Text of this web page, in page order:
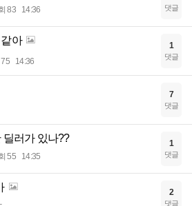
83 14:36 댓글
아
14:36
1
댓글
7
댓글
딜러가 있나??
55 14:35
1
댓글
2
댓글